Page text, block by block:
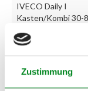
Zustimmung
IVECO Daily I
Kasten/Kombi 30-8
2.5
Kasten/Kombi 30-8
(12914111,